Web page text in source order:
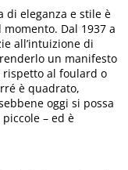
di eleganza e stile è
Dal 1937 a
all’intuizione di
un manifesto
rispetto al foulard o
è quadrato,
oggi si possa
– ed è